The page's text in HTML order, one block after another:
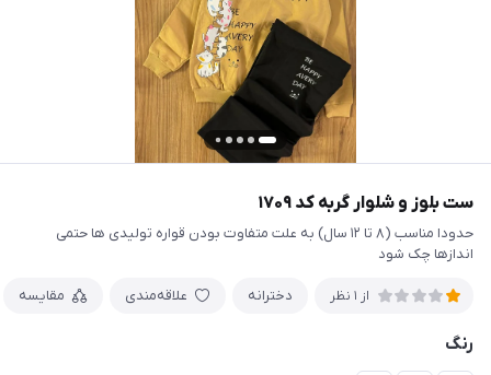
ست بلوز و شلوار گربه کد ۱۷۰۹
حدودا مناسب (۸ تا ۱۲ سال) به علت متفاوت بودن قواره تولیدی ها حتمی
اندازها چک شود
از 1 نظر دخترانه علاقه‌مندی مقایسه
رنگ